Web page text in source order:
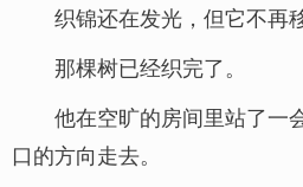
织锦还在发光，但它不再
那棵树已经织完了。
他在空旷的房间里站了一
口的方向走去。